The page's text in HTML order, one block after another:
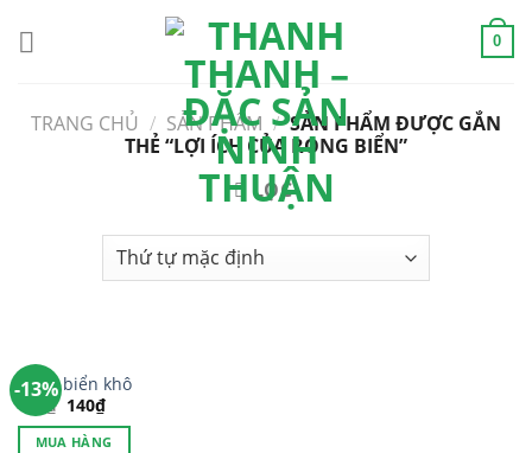
0
TRANG CHỦ / SẢN PHẨM / SẢN PHẨM ĐƯỢC GẮN
THẺ “LỢI ÍCH CỦA RONG BIỂN”
LỌC
-13%
Rong biển khô
160
₫ 140₫
MUA HÀNG